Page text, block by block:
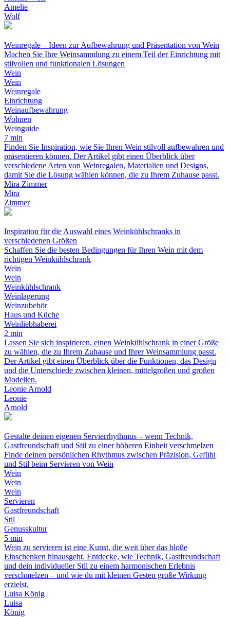
Amelie
Wolf
Weinregale – Ideen zur Aufbewahrung und Präsentation von Wein
Machen Sie Ihre Weinsammlung zu einem Teil der Einrichtung mit
stilvollen und funktionalen Lösungen
Wein
Wein
Weinregale
Einrichtung
Weinaufbewahrung
Wohnen
Weinguide
7 min
Finden Sie Inspiration, wie Sie Ihren Wein stilvoll aufbewahren und
präsentieren können. Der Artikel gibt einen Überblick über
verschiedene Arten von Weinregalen, Materialien und Designs,
damit Sie die Lösung wählen können, die zu Ihrem Zuhause passt.
Mira Zimmer
Mira
Zimmer
Inspiration für die Auswahl eines Weinkühlschranks in
verschiedenen Größen
Schaffen Sie die besten Bedingungen für Ihren Wein mit dem
richtigen Weinkühlschrank
Wein
Wein
Weinkühlschrank
Weinlagerung
Weinzubehör
Haus und Küche
Weinliebhaberei
2 min
Lassen Sie sich inspirieren, einen Weinkühlschrank in einer Größe
zu wählen, die zu Ihrem Zuhause und Ihrer Weinsammlung passt.
Der Artikel gibt einen Überblick über die Funktionen, das Design
und die Unterschiede zwischen kleinen, mittelgroßen und großen
Modellen.
Leonie Arnold
Leonie
Arnold
Gestalte deinen eigenen Servierrhythmus – wenn Technik,
Gastfreundschaft und Stil zu einer höheren Einheit verschmelzen
Finde deinen persönlichen Rhythmus zwischen Präzision, Gefühl
und Stil beim Servieren von Wein
Wein
Wein
Wein
Servieren
Gastfreundschaft
Stil
Genusskultur
5 min
Wein zu servieren ist eine Kunst, die weit über das bloße
Einschenken hinausgeht. Entdecke, wie Technik, Gastfreundschaft
und dein individueller Stil zu einem harmonischen Erlebnis
verschmelzen – und wie du mit kleinen Gesten große Wirkung
erzielst.
Luisa König
Luisa
König